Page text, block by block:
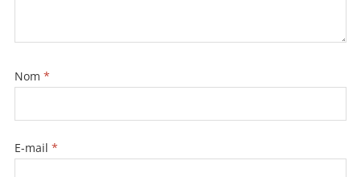
Nom *
E-mail *